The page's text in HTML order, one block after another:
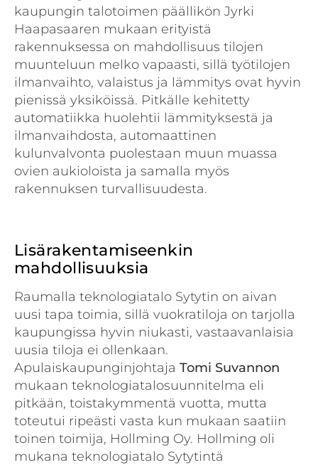
kaupungin talotoimen päällikön Jyrki
Haapasaaren mukaan erityistä
rakennuksessa on mahdollisuus tilojen
muunteluun melko vapaasti, sillä työtilojen
ilmanvaihto, valaistus ja lämmitys ovat hyvin
pienissä yksiköissä. Pitkälle kehitetty
automatiikka huolehtii lämmityksestä ja
ilmanvaihdosta, automaattinen
kulunvalvonta puolestaan muun muassa
ovien aukioloista ja samalla myös
rakennuksen turvallisuudesta.
Lisärakentamiseenkin
mahdollisuuksia
Raumalla teknologiatalo Sytytin on aivan
uusi tapa toimia, sillä vuokratiloja on tarjolla
kaupungissa hyvin niukasti, vastaavanlaisia
uusia tiloja ei ollenkaan.
Apulaiskaupunginjohtaja Tomi Suvannon
mukaan teknologiatalosuunnitelma eli
pitkään, toistakymmentä vuotta, mutta
toteutui ripeästi vasta kun mukaan saatiin
toinen toimija, Hollming Oy. Hollming oli
mukana teknologiatalo Sytytintä